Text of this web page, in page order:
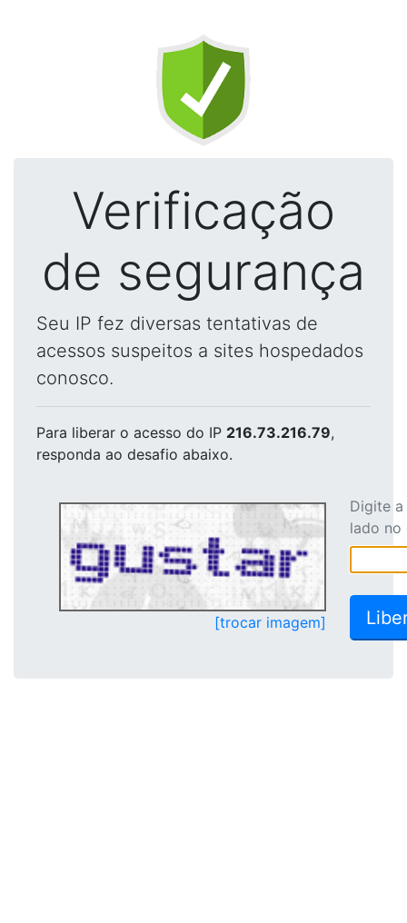
Verificação
de segurança
Seu IP fez diversas tentativas de
acessos suspeitos a sites hospedados
conosco.
Para liberar o acesso do IP 216.73.216.79,
responda ao desafio abaixo.
[trocar imagem]
Digite
lado no